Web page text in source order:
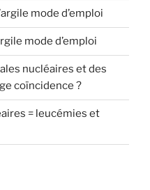
mode d’emploi
mode d’emploi
nucléaires et des
coïncidence ?
= leucémies et